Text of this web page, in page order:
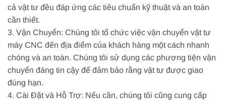
cả vật tư đều đáp ứng các tiêu chuẩn kỹ thuật và an toàn
cần thiết.
3. Vận Chuyển: Chúng tôi tổ chức việc vận chuyển vật tư
máy CNC đến địa điểm của khách hàng một cách nhanh
chóng và an toàn. Chúng tôi sử dụng các phương tiện vận
chuyển đáng tin cậy để đảm bảo rằng vật tư được giao
đúng hạn.
4. Cài Đặt và Hỗ Trợ: Nếu cần, chúng tôi cũng cung cấp